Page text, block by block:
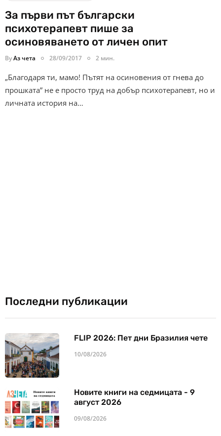
За първи път български
психотерапевт пише за
осиновяването от личен опит
ByАз чета 28/09/2017 2 мин.
„Благодаря ти, мамо! Пътят на осиновения от гнева до
прошката” не е просто труд на добър психотерапевт, но и
личната история на…
Последни публикации
FLIP 2026: Пет дни Бразилия чете
10/08/2026
Новите книги на седмицата - 9
август 2026
09/08/2026